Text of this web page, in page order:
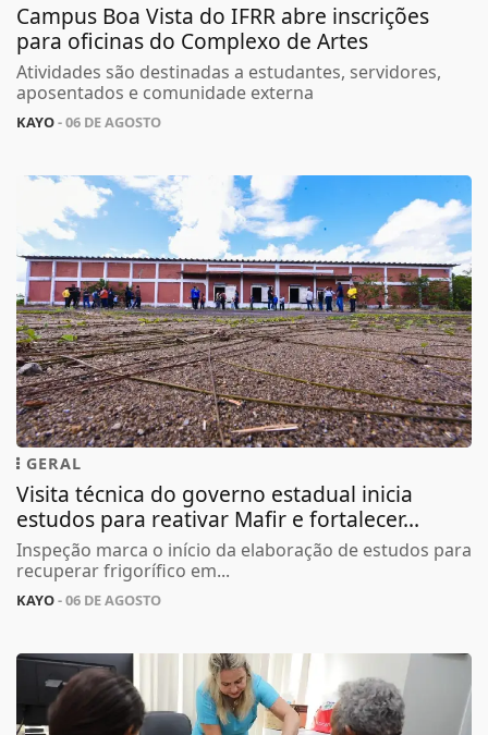
Campus Boa Vista do IFRR abre inscrições
para oficinas do Complexo de Artes
Atividades são destinadas a estudantes, servidores,
aposentados e comunidade externa
KAYO- 06 DE AGOSTO
GERAL
Visita técnica do governo estadual inicia
estudos para reativar Mafir e fortalecer...
Inspeção marca o início da elaboração de estudos para
recuperar frigorífico em...
KAYO- 06 DE AGOSTO